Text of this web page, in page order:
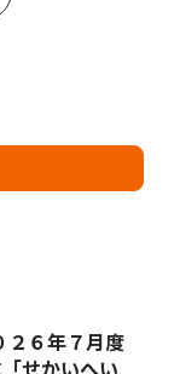
６年７月度